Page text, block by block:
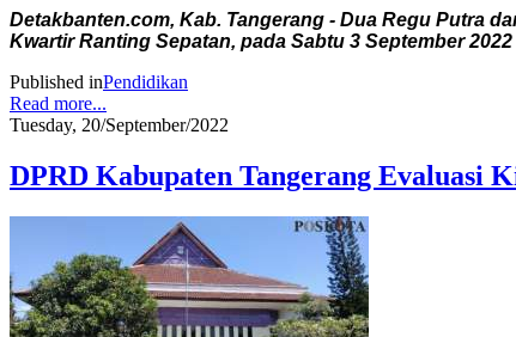
Detakbanten.com, Kab. Tangerang - Dua Regu Putra
Kwartir Ranting Sepatan, pada Sabtu 3 September 2022
Published inPendidikan
Read more...
Tuesday, 20/September/2022
DPRD Kabupaten Tangerang Evaluasi